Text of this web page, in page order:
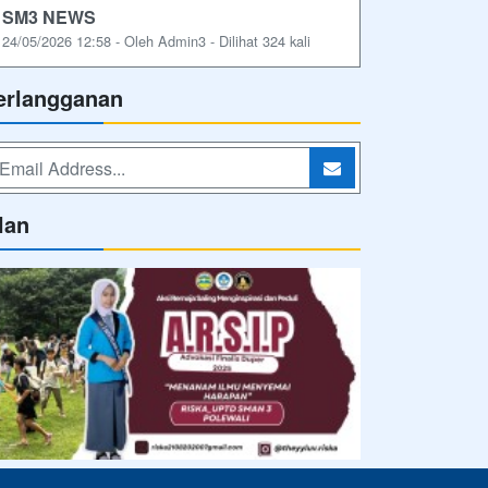
SM3 NEWS
24/05/2026 12:58 - Oleh Admin3 - Dilihat 324 kali